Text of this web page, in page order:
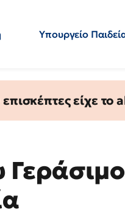
Υπουργείο
είχε το